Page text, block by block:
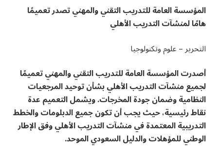
المؤسسة العامة للتدريب التقني والمهني تصدر تعميمًا
هامًا لمنشآت التدريب الأهلي
التحرير – علوم وتكنولوجيا
أصدرت المؤسسة العامة للتدريب التقني والمهني تعميمًا
لجميع منشآت التدريب الأهلي بشأن توحيد المرجعيات
النظامية وضمان جودة المخرجات. ويشمل التعميم عدة
نقاط رئيسية، حيث يجب أن تكون جميع الدبلومات والخطط
التدريبية المعتمدة في منشآت التدريب الأهلي وفق الإطار
الوطني للمؤهلات والدليل السعودي الموحد.